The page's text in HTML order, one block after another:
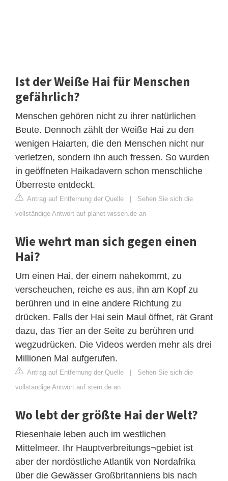
Ist der Weiße Hai für Menschen
gefährlich?
Menschen gehören nicht zu ihrer natürlichen
Beute. Dennoch zählt der Weiße Hai zu den
wenigen Haiarten, die den Menschen nicht nur
verletzen, sondern ihn auch fressen. So wurden
in geöffneten Haikadavern schon menschliche
Überreste entdeckt.
Antrag auf Entfernung der Quelle | Sehen Sie sich die
vollständige Antwort auf planet-wissen.de an
Wie wehrt man sich gegen einen
Hai?
Um einen Hai, der einem nahekommt, zu
verscheuchen, reiche es aus, ihn am Kopf zu
berühren und in eine andere Richtung zu
drücken. Falls der Hai sein Maul öffnet, rät Grant
dazu, das Tier an der Seite zu berühren und
wegzudrücken. Die Videos werden mehr als drei
Millionen Mal aufgerufen.
Antrag auf Entfernung der Quelle | Sehen Sie sich die
vollständige Antwort auf stern.de an
Wo lebt der größte Hai der Welt?
Riesenhaie leben auch im westlichen
Mittelmeer. Ihr Hauptverbreitungs¬gebiet ist
aber der nordöstliche Atlantik von Nordafrika
über die Gewässer Großbritanniens bis nach